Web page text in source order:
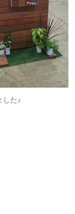
した♪